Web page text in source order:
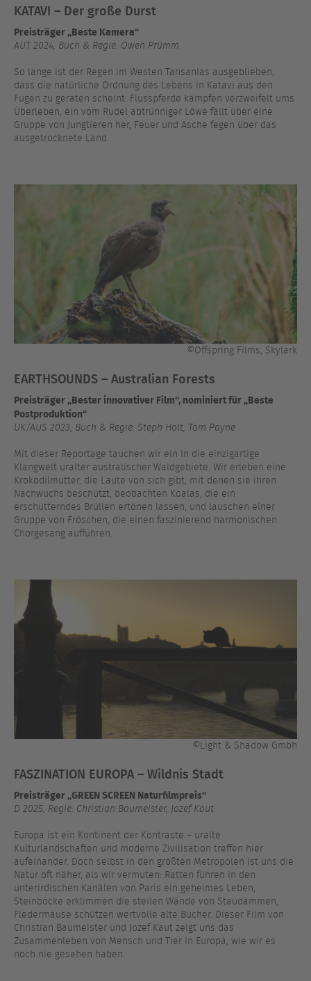
KATAVI – Der große Durst
Preisträger „Beste Kamera“
AUT 2024, Buch & Regie: Owen Prümm
So lange ist der Regen im Westen Tansanias ausgeblieben,
dass die natürliche Ordnung des Lebens in Katavi aus den
Fugen zu geraten scheint: Flusspferde kämpfen verzweifelt ums
Überleben, ein vom Rudel abtrünniger Löwe fällt über eine
Gruppe von Jungtieren her, Feuer und Asche fegen über das
ausgetrocknete Land.
©Offspring Films, Skylark
EARTHSOUNDS – Australian Forests
Preisträger „Bester innovativer Film“, nominiert für „Beste
Postproduktion“
UK/AUS 2023, Buch & Regie: Steph Holt, Tom Payne
Mit dieser Reportage tauchen wir ein in die einzigartige
Klangwelt uralter australischer Waldgebiete. Wir erleben eine
Krokodilmutter, die Laute von sich gibt, mit denen sie ihren
Nachwuchs beschützt, beobachten Koalas, die ein
erschütterndes Brüllen ertönen lassen, und lauschen einer
Gruppe von Fröschen, die einen faszinierend harmonischen
Chorgesang aufführen.
©Light & Shadow Gmbh
FASZINATION EUROPA – Wildnis Stadt
Preisträger „GREEN SCREEN Naturfilmpreis“
D 2025, Regie: Christian Baumeister, Jozef Kaut
Europa ist ein Kontinent der Kontraste – uralte
Kulturlandschaften und moderne Zivilisation treffen hier
aufeinander. Doch selbst in den größten Metropolen ist uns die
Natur oft näher, als wir vermuten: Ratten führen in den
unterirdischen Kanälen von Paris ein geheimes Leben,
Steinböcke erklimmen die steilen Wände von Staudämmen,
Fledermäuse schützen wertvolle alte Bücher. Dieser Film von
Christian Baumeister und Jozef Kaut zeigt uns das
Zusammenleben von Mensch und Tier in Europa, wie wir es
noch nie gesehen haben.